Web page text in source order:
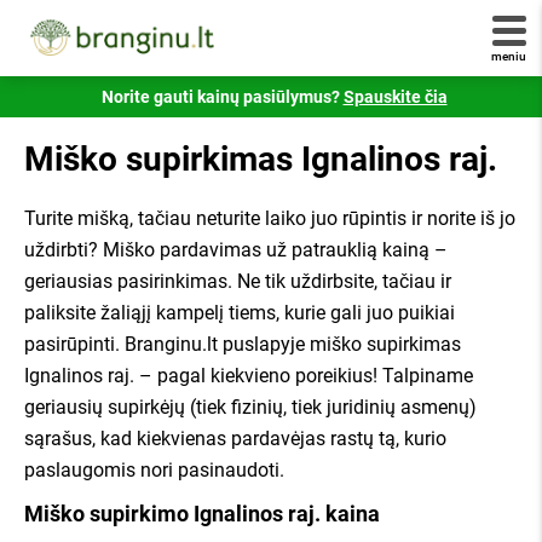
meniu
Miško supirkimas Ignalinos raj.
Turite mišką, tačiau neturite laiko juo rūpintis ir norite iš jo
uždirbti? Miško pardavimas už patrauklią kainą –
geriausias pasirinkimas. Ne tik uždirbsite, tačiau ir
paliksite žaliąjį kampelį tiems, kurie gali juo puikiai
pasirūpinti. Branginu.lt puslapyje miško supirkimas
Ignalinos raj. – pagal kiekvieno poreikius! Talpiname
geriausių supirkėjų (tiek fizinių, tiek juridinių asmenų)
sąrašus, kad kiekvienas pardavėjas rastų tą, kurio
paslaugomis nori pasinaudoti.
Miško supirkimo Ignalinos raj. kaina
Norite gauti kainų pasiūlymus? Spauskite čia
Visi atsiliepimai yra tikri ir patikrinti Valstybinės
vartotojų teisių apsaugos tarnybos.
panašus į šį -
234/0001:0001
nežinote - jį galite sužinote susisiekę
Šiuo klausimu taip pat galite susisiekti su mumis!
Jūsų el. paštas
Susipažinau ir sutinku su
branginu.lt
taisyklėmis,privatumo politikair jų laikysiuos.
Siųsti užklausą
pradėkite gauti pasiūlymus!
+ pridėti daugiau kadastrinių
Susipažinau ir sutinku suBranginu.lt
taisyklėmis,privatumo politika